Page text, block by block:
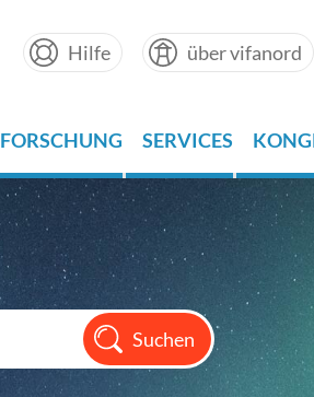
Hilfe über vifanord
FORSCHUNG SERVICES